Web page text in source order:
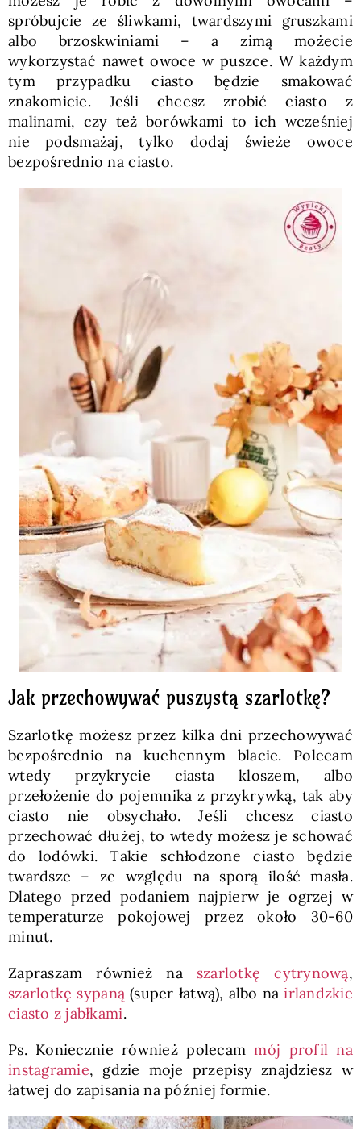
spróbujcie ze śliwkami, twardszymi gruszkami
albo brzoskwiniami – a zimą możecie
wykorzystać nawet owoce w puszce. W każdym
tym przypadku ciasto będzie smakować
znakomicie. Jeśli chcesz zrobić ciasto z
malinami, czy też borówkami to ich wcześniej
nie podsmażaj, tylko dodaj świeże owoce
bezpośrednio na ciasto.
Jak przechowywać puszystą szarlotkę?
Szarlotkę możesz przez kilka dni przechowywać
bezpośrednio na kuchennym blacie. Polecam
wtedy przykrycie ciasta kloszem, albo
przełożenie do pojemnika z przykrywką, tak aby
ciasto nie obsychało. Jeśli chcesz ciasto
przechować dłużej, to wtedy możesz je schować
do lodówki. Takie schłodzone ciasto będzie
twardsze – ze względu na sporą ilość masła.
Dlatego przed podaniem najpierw je ogrzej w
temperaturze pokojowej przez około 30-60
minut.
Zapraszam również na szarlotkę cytrynową,
szarlotkę sypaną(super łatwą), albo nairlandzkie
ciasto z jabłkami.
Ps. Koniecznie również polecammój profil na
instagramie, gdzie moje przepisy znajdziesz w
łatwej do zapisania na później formie.